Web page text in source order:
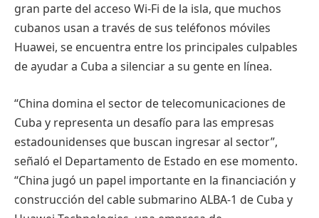
gran parte del acceso Wi-Fi de la isla, que muchos
cubanos usan a través de sus teléfonos móviles
Huawei, se encuentra entre los principales culpables
de ayudar a Cuba a silenciar a su gente en línea.
“China domina el sector de telecomunicaciones de
Cuba y representa un desafío para las empresas
estadounidenses que buscan ingresar al sector”,
señaló el Departamento de Estado en ese momento.
“China jugó un papel importante en la financiación y
construcción del cable submarino ALBA-1 de Cuba y